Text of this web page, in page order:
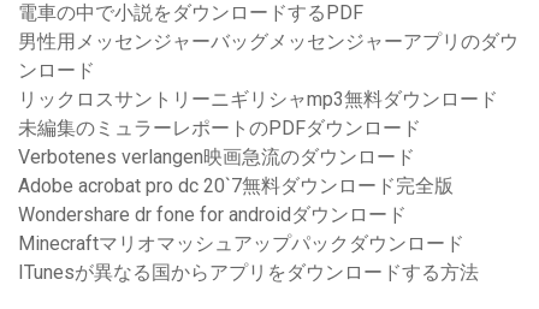
電車の中で小説をダウンロードするPDF
男性用メッセンジャーバッグメッセンジャーアプリのダウ
ンロード
リックロスサントリーニギリシャmp3無料ダウンロード
未編集のミュラーレポートのPDFダウンロード
Verbotenes verlangen映画急流のダウンロード
Adobe acrobat pro dc 20`7無料ダウンロード完全版
Wondershare dr fone for androidダウンロード
Minecraftマリオマッシュアップパックダウンロード
ITunesが異なる国からアプリをダウンロードする方法